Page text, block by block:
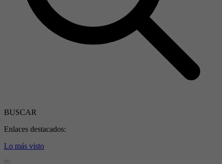
BUSCAR
Enlaces destacados:
Lo más visto